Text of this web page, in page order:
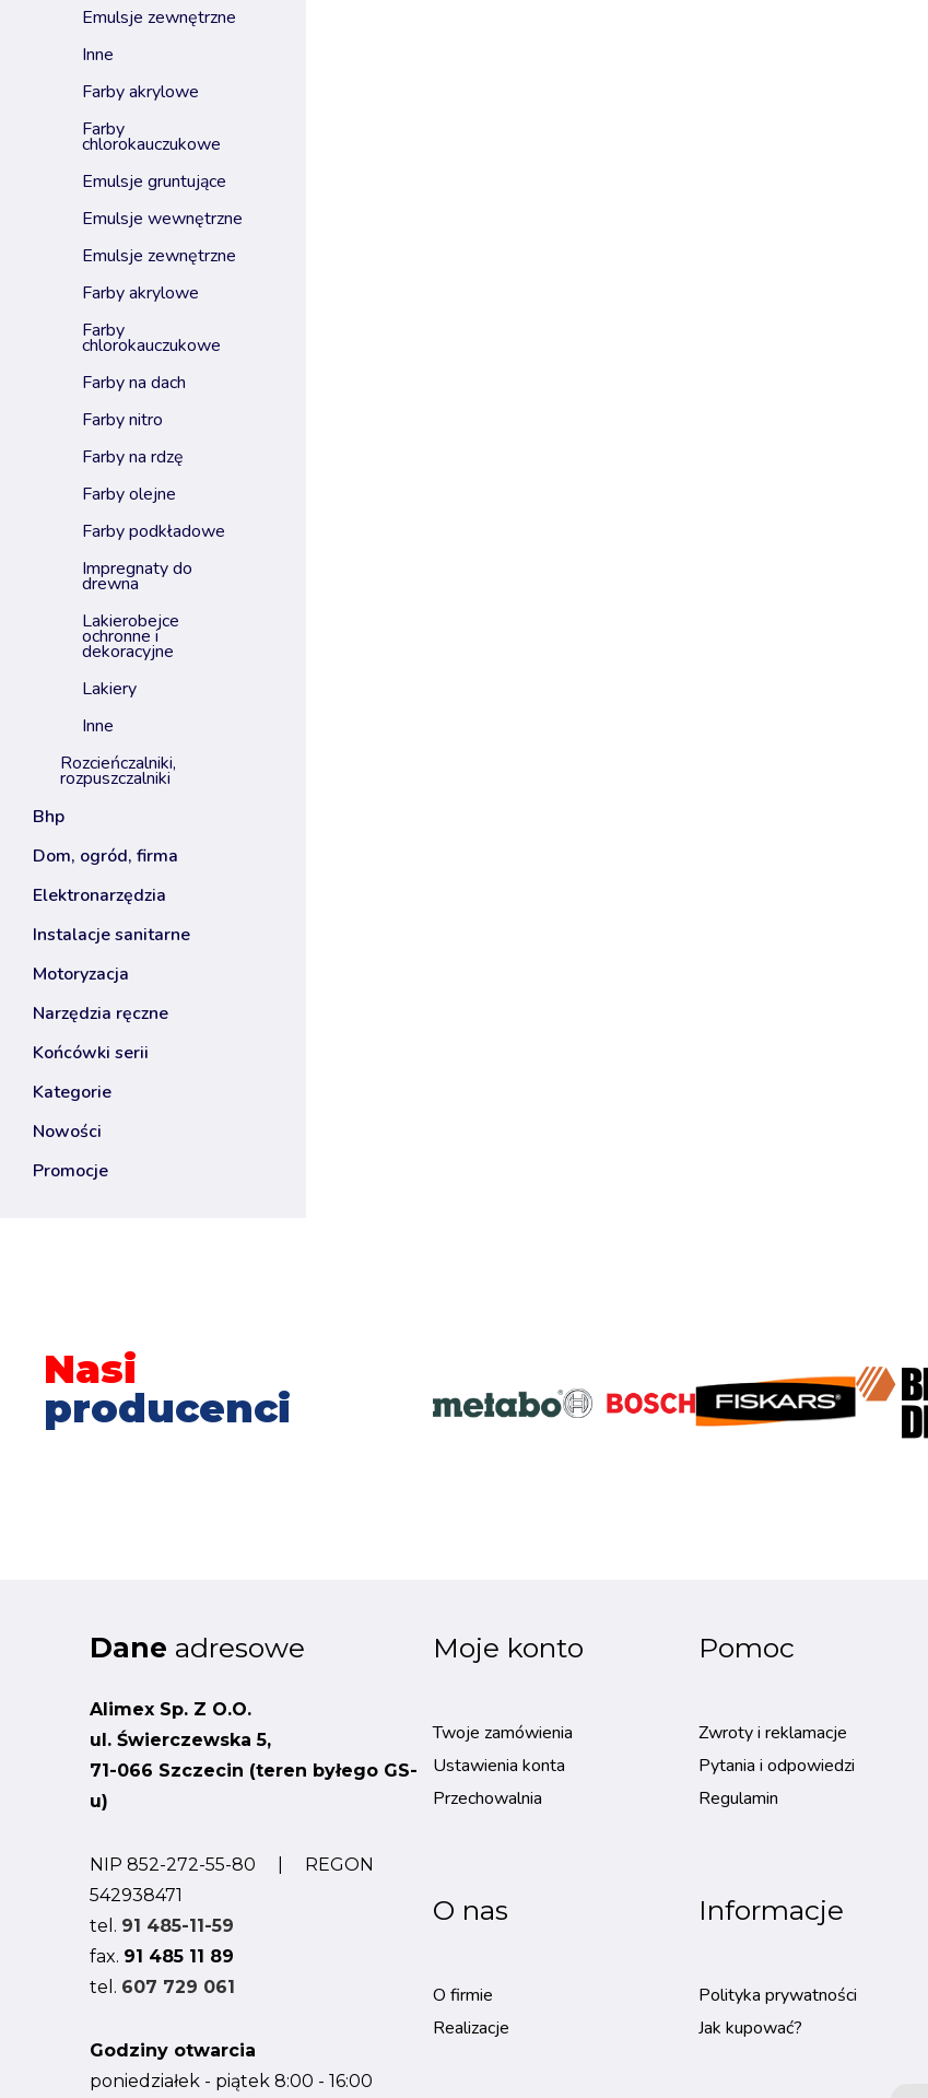
emulsje zewnętrzne
inne
farby akrylowe
farby
chlorokauczukowe
emulsje gruntujące
emulsje wewnętrzne
emulsje zewnętrzne
farby akrylowe
farby
chlorokauczukowe
farby na dach
farby nitro
farby na rdzę
farby olejne
farby podkładowe
impregnaty do
drewna
lakierobejce
ochronne i
dekoracyjne
lakiery
inne
rozcieńczalniki,
rozpuszczalniki
bhp
dom, ogród, firma
elektronarzędzia
instalacje sanitarne
motoryzacja
narzędzia ręczne
końcówki serii
kategorie
nowości
promocje
Nasi
producenci
Dane adresowe
Alimex Sp. Z O.O.
ul. Świerczewska 5,
71-066 Szczecin (teren byłego GS-
u)
NIP 852-272-55-80 | REGON
542938471
tel. 91 485-11-59
fax. 91 485 11 89
tel. 607 729 061
Godziny otwarcia
poniedziałek - piątek 8:00 - 16:00
Moje konto
Twoje zamówienia
Ustawienia konta
Przechowalnia
Pomoc
Zwroty i reklamacje
Pytania i odpowiedzi
Regulamin
O nas
O firmie
Realizacje
Informacje
Polityka prywatności
Jak kupować?